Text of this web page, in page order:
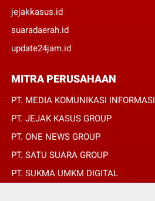
jejakkasus.id
suaradaerah.id
update24jam.id
MITRA PERUSAHAAN
PT. MEDIA KOMUNIKASI INFORMASI
PT. JEJAK KASUS GROUP
PT. ONE NEWS GROUP
PT. SATU SUARA GROUP
PT. SUKMA UMKM DIGITAL